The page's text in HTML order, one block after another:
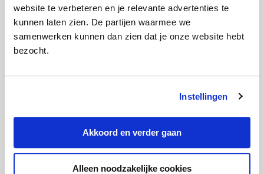
website te verbeteren en je relevante advertenties te
kunnen laten zien. De partijen waarmee we
samenwerken kunnen dan zien dat je onze website hebt
bezocht.
Instellingen
Akkoord en verder gaan
Alleen noodzakelijke cookies
Wanneer en hoe geef ik mijn
meterstanden door?